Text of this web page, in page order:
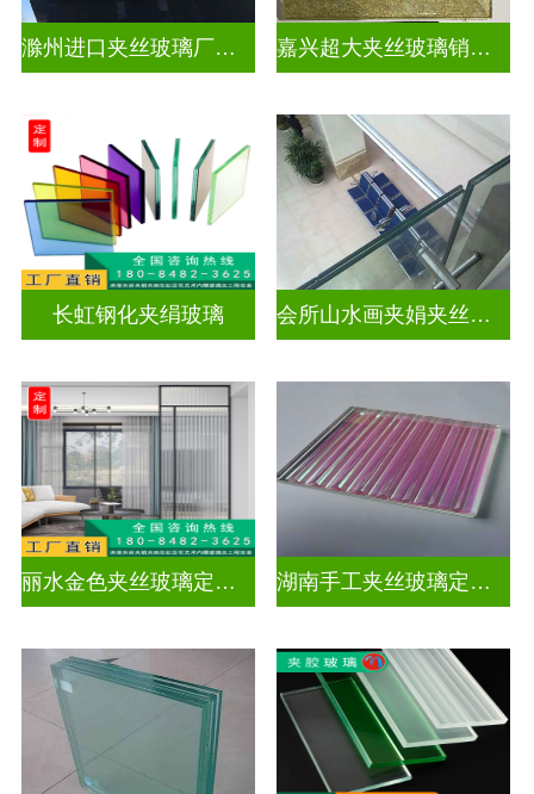
滁州进口夹丝玻璃厂电话 嘉兴超大夹丝玻璃销售公司
长虹钢化夹绢玻璃 会所山水画夹娟夹丝玻璃
丽水金色夹丝玻璃定制电话 湖南手工夹丝玻璃定制工厂